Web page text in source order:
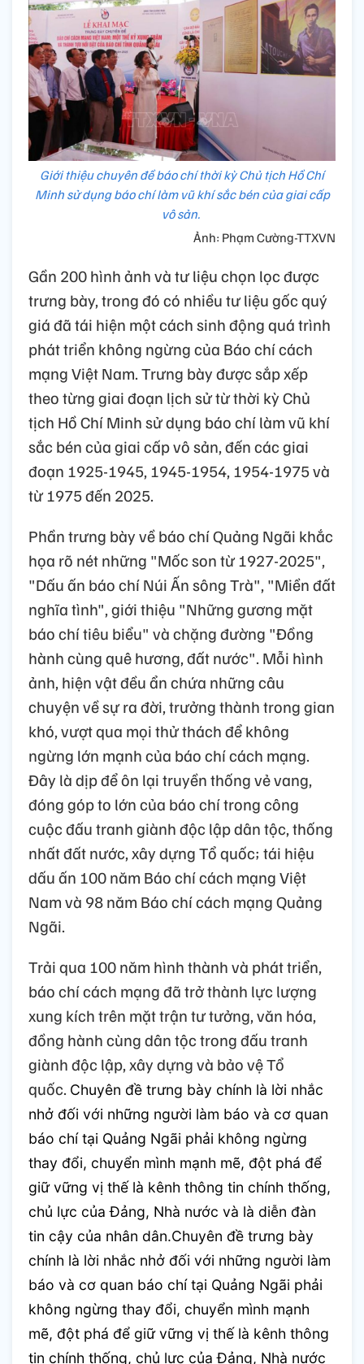
Giới thiệu chuyên đề báo chí thời kỳ Chủ tịch Hồ Chí
Minh sử dụng báo chí làm vũ khí sắc bén của giai cấp
vô sản.
Ảnh: Phạm Cường-TTXVN
Gần 200 hình ảnh và tư liệu chọn lọc được
trưng bày, trong đó có nhiều tư liệu gốc quý
giá đã tái hiện một cách sinh động quá trình
phát triển không ngừng của Báo chí cách
mạng Việt Nam. Trưng bày được sắp xếp
theo từng giai đoạn lịch sử từ thời kỳ Chủ
tịch Hồ Chí Minh sử dụng báo chí làm vũ khí
sắc bén của giai cấp vô sản, đến các giai
đoạn 1925-1945, 1945-1954, 1954-1975 và
từ 1975 đến 2025.
Phần trưng bày về báo chí Quảng Ngãi khắc
họa rõ nét những "Mốc son từ 1927-2025",
"Dấu ấn báo chí Núi Ấn sông Trà", "Miền đất
nghĩa tình", giới thiệu "Những gương mặt
báo chí tiêu biểu" và chặng đường "Đồng
hành cùng quê hương, đất nước". Mỗi hình
ảnh, hiện vật đều ẩn chứa những câu
chuyện về sự ra đời, trưởng thành trong gian
khó, vượt qua mọi thử thách để không
ngừng lớn mạnh của báo chí cách mạng.
Đây là dịp để ôn lại truyền thống vẻ vang,
đóng góp to lớn của báo chí trong công
cuộc đấu tranh giành độc lập dân tộc, thống
nhất đất nước, xây dựng Tổ quốc; tái hiệu
dấu ấn 100 năm Báo chí cách mạng Việt
Nam và 98 năm Báo chí cách mạng Quảng
Ngãi.
Trải qua 100 năm hình thành và phát triển,
báo chí cách mạng đã trở thành lực lượng
xung kích trên mặt trận tư tưởng, văn hóa,
đồng hành cùng dân tộc trong đấu tranh
giành độc lập, xây dựng và bảo vệ Tổ
quốc. Chuyên đề trưng bày chính là lời nhắc
nhở đối với những người làm báo và cơ quan
báo chí tại Quảng Ngãi phải không ngừng
thay đổi, chuyển mình mạnh mẽ, đột phá để
giữ vững vị thế là kênh thông tin chính thống,
chủ lực của Đảng, Nhà nước và là diễn đàn
tin cậy của nhân dân.Chuyên đề trưng bày
chính là lời nhắc nhở đối với những người làm
báo và cơ quan báo chí tại Quảng Ngãi phải
không ngừng thay đổi, chuyển mình mạnh
mẽ, đột phá để giữ vững vị thế là kênh thông
tin chính thống, chủ lực của Đảng, Nhà nước